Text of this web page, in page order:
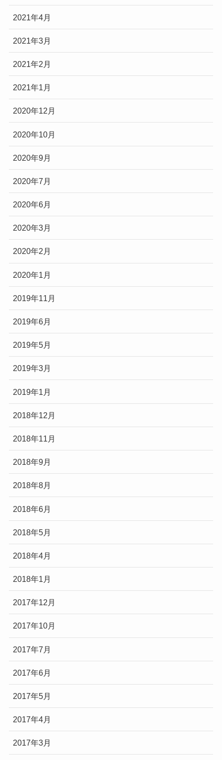
2021年4月
2021年3月
2021年2月
2021年1月
2020年12月
2020年10月
2020年9月
2020年7月
2020年6月
2020年3月
2020年2月
2020年1月
2019年11月
2019年6月
2019年5月
2019年3月
2019年1月
2018年12月
2018年11月
2018年9月
2018年8月
2018年6月
2018年5月
2018年4月
2018年1月
2017年12月
2017年10月
2017年7月
2017年6月
2017年5月
2017年4月
2017年3月